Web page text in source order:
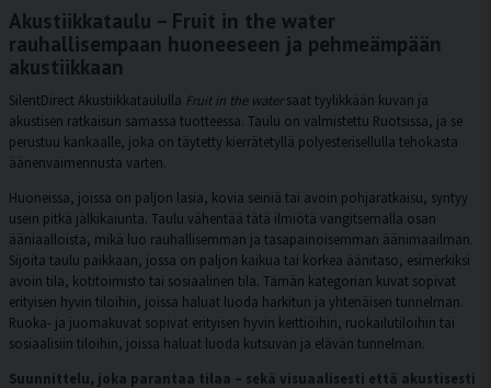
Akustiikkataulu – Fruit in the water
rauhallisempaan huoneeseen ja pehmeämpään
akustiikkaan
SilentDirect Akustiikkataululla Fruit in the watersaat tyylikkään kuvan ja
akustisen ratkaisun samassa tuotteessa. Taulu on valmistettu Ruotsissa, ja se
perustuu kankaalle, joka on täytetty kierrätetyllä polyesterisellulla tehokasta
äänenvaimennusta varten.
Huoneissa, joissa on paljon lasia, kovia seiniä tai avoin pohjaratkaisu, syntyy
usein pitkä jälkikaiunta. Taulu vähentää tätä ilmiötä vangitsemalla osan
ääniaalloista, mikä luo rauhallisemman ja tasapainoisemman äänimaailman.
Sijoita taulu paikkaan, jossa on paljon kaikua tai korkea äänitaso, esimerkiksi
avoin tila, kotitoimisto tai sosiaalinen tila. Tämän kategorian kuvat sopivat
erityisen hyvin tiloihin, joissa haluat luoda harkitun ja yhtenäisen tunnelman.
Ruoka- ja juomakuvat sopivat erityisen hyvin keittiöihin, ruokailutiloihin tai
sosiaalisiin tiloihin, joissa haluat luoda kutsuvan ja elävän tunnelman.
Suunnittelu, joka parantaa tilaa – sekä visuaalisesti että akustisesti